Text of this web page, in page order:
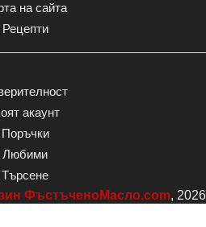
на сайта
Рецепти
акаунт
Поръчки
Любими
Търсене
ФъстъченоМасло.com, 2026